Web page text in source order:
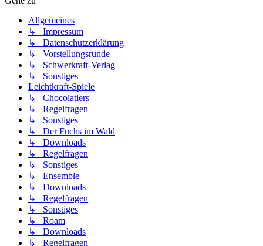
Allgemeines
↳ Impressum
↳ Datenschutzerklärung
↳ Vorstellungsrunde
↳ Schwerkraft-Verlag
↳ Sonstiges
Leichtkraft-Spiele
↳ Chocolatiers
↳ Regelfragen
↳ Sonstiges
↳ Der Fuchs im Wald
↳ Downloads
↳ Regelfragen
↳ Sonstiges
↳ Ensemble
↳ Downloads
↳ Regelfragen
↳ Sonstiges
↳ Roam
↳ Downloads
↳ Regelfragen